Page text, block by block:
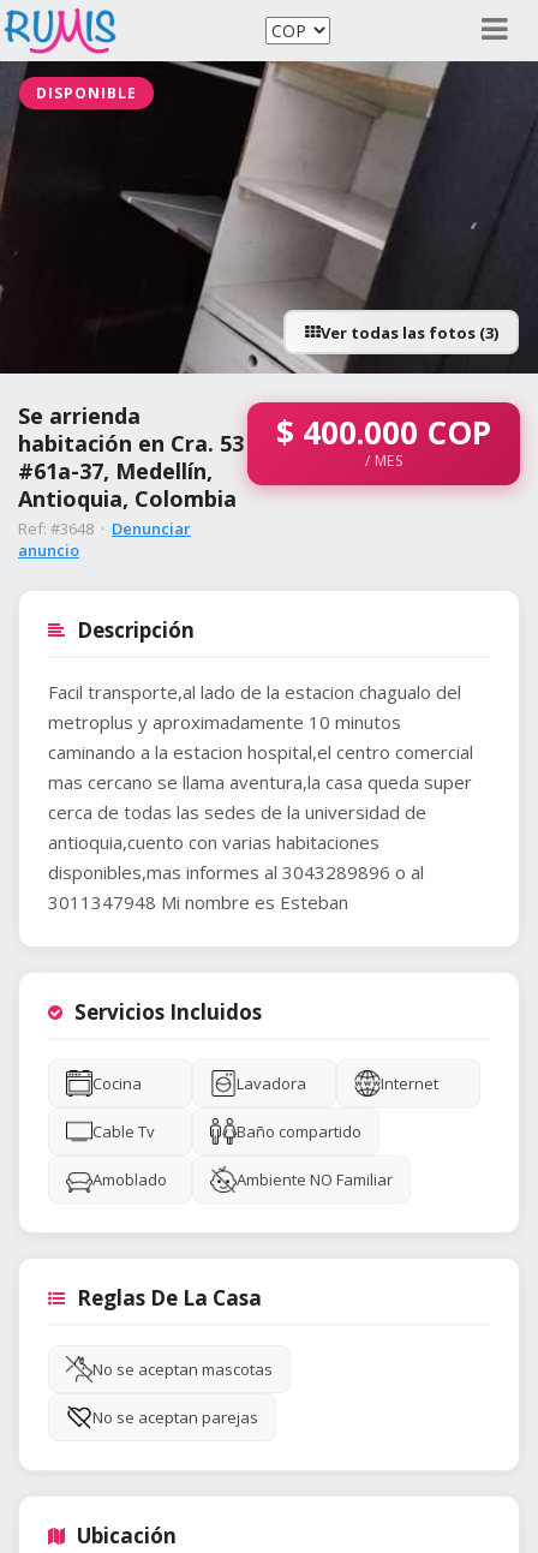
DISPONIBLE
Ver todas las fotos (3)
Se arrienda
habitación en Cra. 53
#61a-37, Medellín,
Antioquia, Colombia
Ref: #3648 · Denunciar
anuncio
$ 400.000 COP
/ MES
Descripción
Facil transporte,al lado de la estacion chagualo del
metroplus y aproximadamente 10 minutos
caminando a la estacion hospital,el centro comercial
mas cercano se llama aventura,la casa queda super
cerca de todas las sedes de la universidad de
antioquia,cuento con varias habitaciones
disponibles,mas informes al 3043289896 o al
3011347948 Mi nombre es Esteban
Servicios Incluidos
Cocina Lavadora Internet
Cable Tv Baño compartido
Amoblado Ambiente NO Familiar
Reglas De La Casa
No se aceptan mascotas
No se aceptan parejas
Ubicación